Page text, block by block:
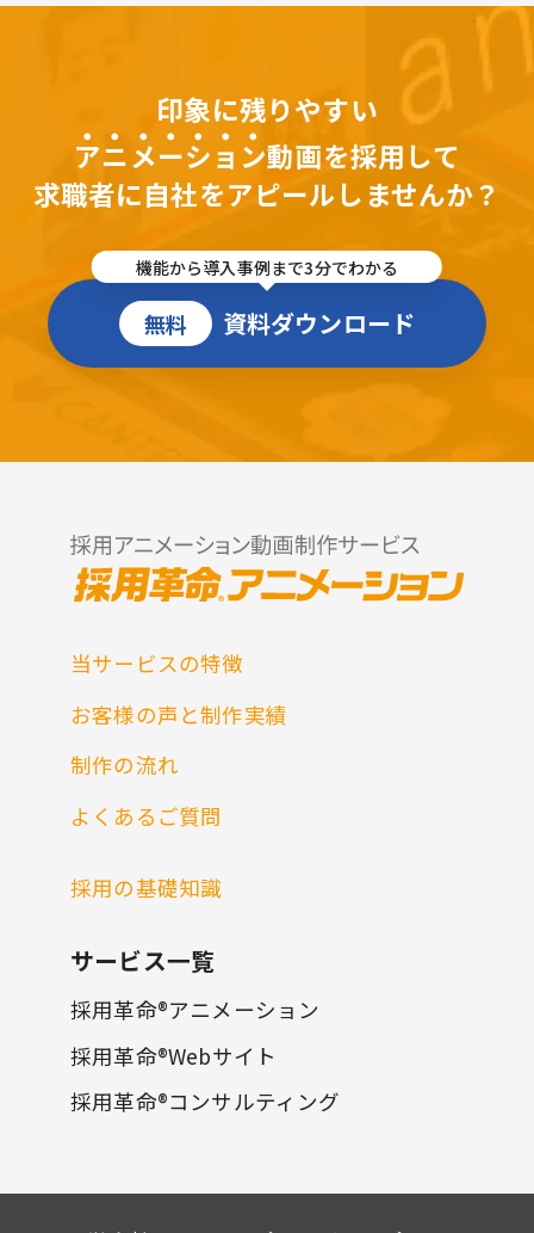
印象に残りやすい
アニメーション動画を採用して
求職者に自社をアピールしませんか？
機能から導入事例まで3分でわかる
無料 資料ダウンロード
当サービスの特徴
お客様の声と制作実績
制作の流れ
よくあるご質問
採用の基礎知識
サービス一覧
採用革命®アニメーション
採用革命®Webサイト
採用革命®コンサルティング